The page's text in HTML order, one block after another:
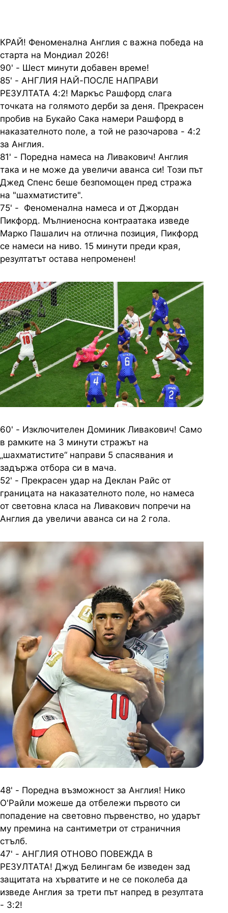
КРАЙ! Феноменална Англия с важна победа на
старта на Мондиал 2026!
90' - Шест минути добавен време!
85' - АНГЛИЯ НАЙ-ПОСЛЕ НАПРАВИ
РЕЗУЛТАТА 4:2! Маркъс Рашфорд слага
точката на голямото дерби за деня. Прекрасен
пробив на Букайо Сака намери Рашфорд в
наказателното поле, а той не разочарова - 4:2
за Англия.
81' - Поредна намеса на Ливакович! Англия
така и не може да увеличи аванса си! Този път
Джед Спенс беше безпомощен пред стража
на "шахматистите".
75' - Феноменална намеса и от Джордан
Пикфорд. Мълниеносна контраатака изведе
Марко Пашалич на отлична позиция, Пикфорд
се намеси на ниво. 15 минути преди края,
резултатът остава непроменен!
60' - Изключителен Доминик Ливакович! Само
в рамките на 3 минути стражът на
„шахматистите“ направи 5 спасявания и
задържа отбора си в мача.
52' - Прекрасен удар на Деклан Райс от
границата на наказателното поле, но намеса
от световна класа на Ливакович попречи на
Англия да увеличи аванса си на 2 гола.
48' - Поредна възможност за Англия! Нико
О'Райли можеше да отбележи първото си
попадение на световно първенство, но ударът
му премина на сантиметри от страничния
стълб.
47' - АНГЛИЯ ОТНОВО ПОВЕЖДА В
РЕЗУЛТАТА! Джуд Белингам бе изведен зад
защитата на хърватите и не се поколеба да
изведе Англия за трети път напред в резултата
- 3:2!